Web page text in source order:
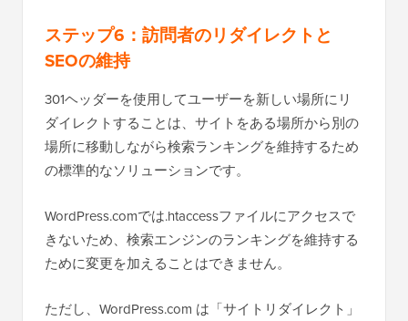
ステップ6：訪問者のリダイレクトと
SEOの維持
301ヘッダーを使用してユーザーを新しい場所にリ
ダイレクトすることは、サイトをある場所から別の
場所に移動しながら検索ランキングを維持するため
の標準的なソリューションです。
WordPress.comでは.htaccessファイルにアクセスで
きないため、検索エンジンのランキングを維持する
ために変更を加えることはできません。
ただし、WordPress.com は「サイトリダイレクト」